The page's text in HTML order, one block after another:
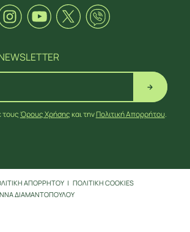
Όρους Χρήσηςκαι τηνΠολιτική Απορρήτου.
ΔΙΑΜΑΝΤΟΠΟΥΛΟΥ
ΑΠΟΡΡΗΤΟΥ ΠΟΛΙΤΙΚΗ COOKIES